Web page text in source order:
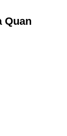
Quan